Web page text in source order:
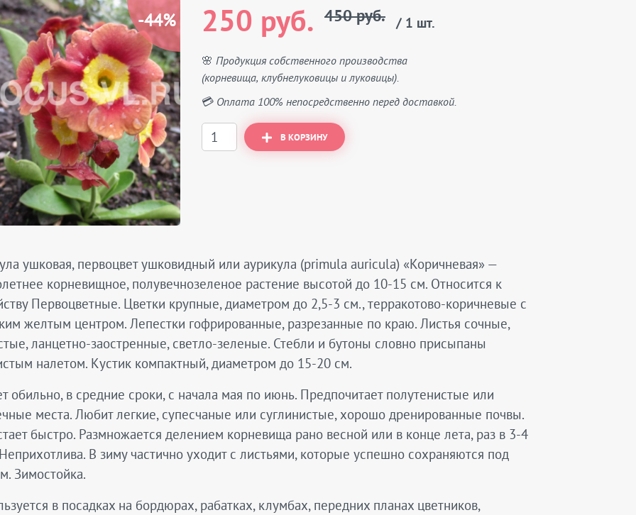
-44% 250 руб. 450 руб. / 1 шт.
🌸 Продукция собственного производства
(корневища, клубнелуковицы и луковицы).
💳 Оплата 100% непосредственно перед доставкой.
В КОРЗИНУ
ушковая, первоцвет ушковидный или аурикула (primula auricula) «Коричневая» —
корневищное, полувечнозеленое растение высотой до 10-15 см. Относится к
Первоцветные. Цветки крупные, диаметром до 2,5-3 см., терракотово-коричневые с
желтым центром. Лепестки гофрированные, разрезанные по краю. Листья сочные,
ланцетно-заостренные, светло-зеленые. Стебли и бутоны словно присыпаны
налетом. Кустик компактный, диаметром до 15-20 см.
обильно, в средние сроки, с начала мая по июнь. Предпочитает полутенистые или
места. Любит легкие, супесчаные или суглинистые, хорошо дренированные почвы.
быстро. Размножается делением корневища рано весной или в конце лета, раз в 3-4
В зиму частично уходит с листьями, которые успешно сохраняются под
Зимостойка.
в посадках на бордюрах, рабатках, клумбах, передних планах цветников,